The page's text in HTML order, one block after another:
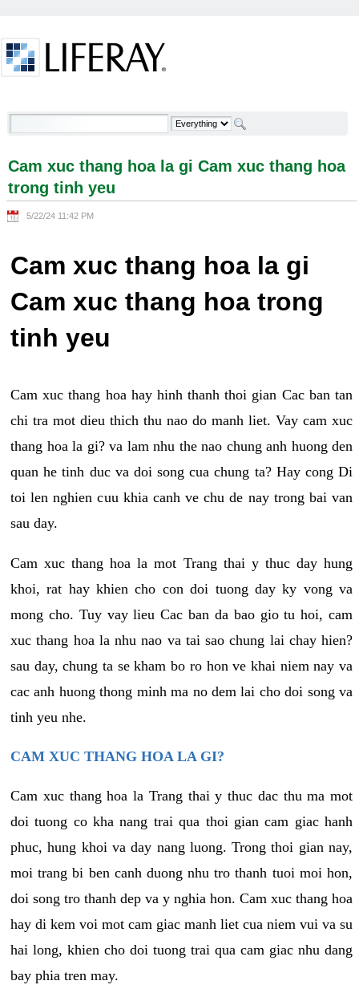
Cam xuc thang hoa la gi Cam xuc thang hoa trong
Cam xuc thang hoa la gi Cam xuc thang hoa
trong tinh yeu
5/22/24 11:42 PM
Cam xuc thang hoa la gi
Cam xuc thang hoa trong
tinh yeu
Cam xuc thang hoa hay hinh thanh thoi gian Cac ban tan
chi tra mot dieu thich thu nao do manh liet. Vay cam xuc
thang hoa la gi? va lam nhu the nao chung anh huong den
quan he tinh duc va doi song cua chung ta? Hay cong Di
toi len nghien cuu khia canh ve chu de nay trong bai van
sau day.
Cam xuc thang hoa la mot Trang thai y thuc day hung
khoi, rat hay khien cho con doi tuong day ky vong va
mong cho. Tuy vay lieu Cac ban da bao gio tu hoi, cam
xuc thang hoa la nhu nao va tai sao chung lai chay hien?
sau day, chung ta se kham bo ro hon ve khai niem nay va
cac anh huong thong minh ma no dem lai cho doi song va
tinh yeu nhe.
CAM XUC THANG HOA LA GI?
Cam xuc thang hoa la Trang thai y thuc dac thu ma mot
doi tuong co kha nang trai qua thoi gian cam giac hanh
phuc, hung khoi va day nang luong. Trong thoi gian nay,
moi trang bi ben canh duong nhu tro thanh tuoi moi hon,
doi song tro thanh dep va y nghia hon. Cam xuc thang hoa
hay di kem voi mot cam giac manh liet cua niem vui va su
hai long, khien cho doi tuong trai qua cam giac nhu dang
bay phia tren may.